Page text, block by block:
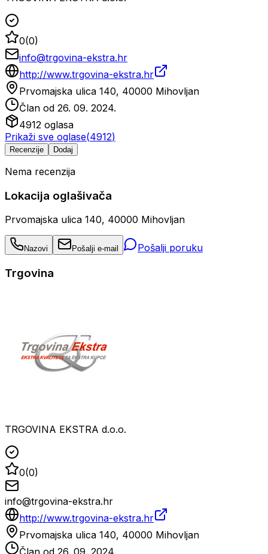
0(0)
info@trgovina-ekstra.hr
http://www.trgovina-ekstra.hr
Prvomajska ulica 140, 40000 Mihovljan
Član od 26. 09. 2024.
4912 oglasa
Prikaži sve oglase(4912)
Recenzije Dodaj
Nema recenzija
Lokacija oglašivača
Prvomajska ulica 140, 40000 Mihovljan
Nazovi Pošalji e-mail Pošalji poruku
Trgovina
TRGOVINA EKSTRA d.o.o.
0(0)
info@trgovina-ekstra.hr
http://www.trgovina-ekstra.hr
Prvomajska ulica 140, 40000 Mihovljan
Član od 26. 09. 2024.